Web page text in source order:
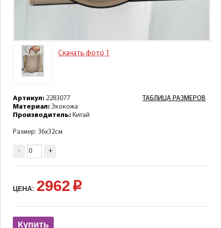
Скачать фото 1
ТАБЛИЦА РАЗМЕРОВ
Артикул: 2283077
Материал: Экокожа
Производитель: Китай
Размер: 36х32см
- +
ЦЕНА: 2962 p
Купить